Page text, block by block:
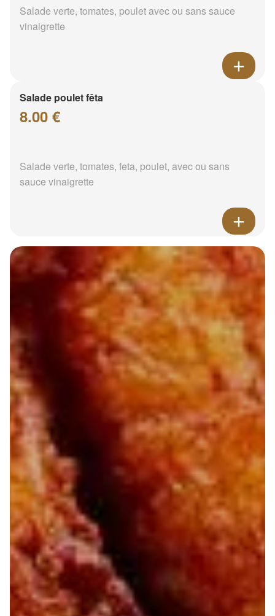
Salade verte, tomates, poulet avec ou sans sauce
vinaigrette
Salade poulet fêta
8.00 €
Salade verte, tomates, feta, poulet, avec ou sans
sauce vinaigrette